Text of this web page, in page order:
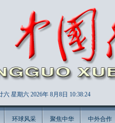
六 星期六 2026年 8月8日 10:38:26
环球风采
聚焦中华
中外合作